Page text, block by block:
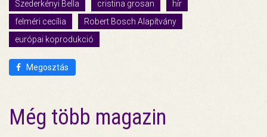
Szederkényi Bella cristina grosan
hír
felméri cecília
Robert Bosch Alapítvány
európai koprodukció
Megosztás
Még több magazin